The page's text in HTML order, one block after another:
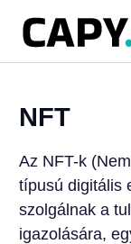
NFT
Az NFT-k
típusú digitális
szolgálnak a
igazolására,